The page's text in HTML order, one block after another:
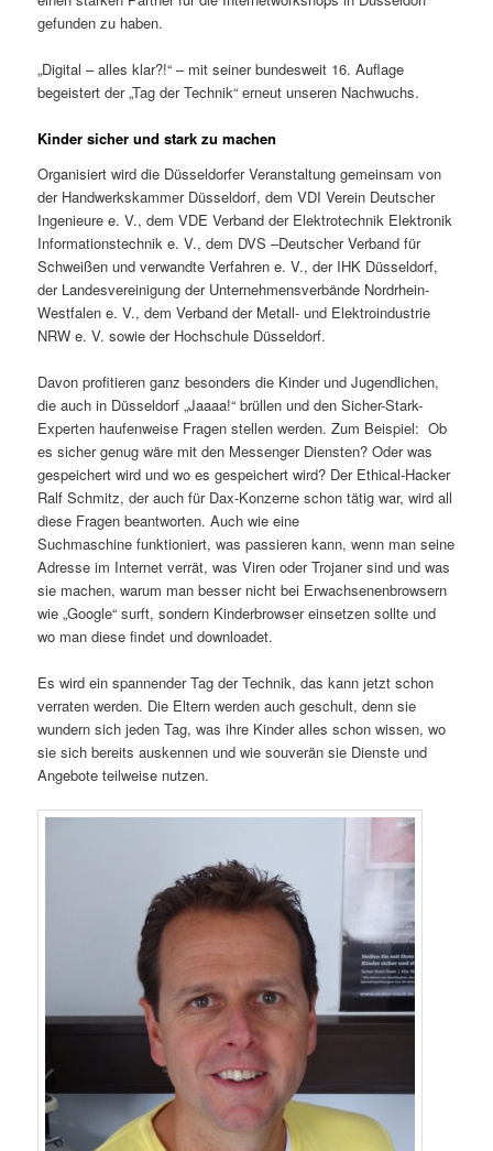
gefunden zu haben.
„Digital – alles klar?!“ – mit seiner bundesweit 16. Auflage
begeistert der „Tag der Technik“ erneut unseren Nachwuchs.
Kinder sicher und stark zu machen
Organisiert wird die Düsseldorfer Veranstaltung gemeinsam von
der Handwerkskammer Düsseldorf, dem VDI Verein Deutscher
Ingenieure e. V., dem VDE Verband der Elektrotechnik Elektronik
Informationstechnik e. V., dem DVS –Deutscher Verband für
Schweißen und verwandte Verfahren e. V., der IHK Düsseldorf,
der Landesvereinigung der Unternehmensverbände Nordrhein-
Westfalen e. V., dem Verband der Metall- und Elektroindustrie
NRW e. V. sowie der Hochschule Düsseldorf.
Davon profitieren ganz besonders die Kinder und Jugendlichen,
die auch in Düsseldorf „Jaaaa!“ brüllen und den Sicher-Stark-
Experten haufenweise Fragen stellen werden. Zum Beispiel: Ob
es sicher genug wäre mit den Messenger Diensten? Oder was
gespeichert wird und wo es gespeichert wird? Der Ethical-Hacker
Ralf Schmitz, der auch für Dax-Konzerne schon tätig war, wird all
diese Fragen beantworten. Auch wie eine
Suchmaschine funktioniert, was passieren kann, wenn man seine
Adresse im Internet verrät, was Viren oder Trojaner sind und was
sie machen, warum man besser nicht bei Erwachsenenbrowsern
wie „Google“ surft, sondern Kinderbrowser einsetzen sollte und
wo man diese findet und downloadet.
Es wird ein spannender Tag der Technik, das kann jetzt schon
verraten werden. Die Eltern werden auch geschult, denn sie
wundern sich jeden Tag, was ihre Kinder alles schon wissen, wo
sie sich bereits auskennen und wie souverän sie Dienste und
Angebote teilweise nutzen.